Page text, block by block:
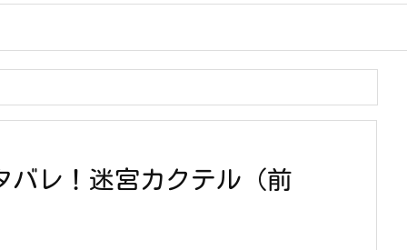
レ！迷宮カクテル（前